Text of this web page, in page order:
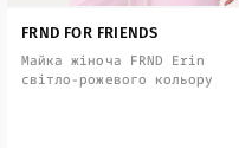
FRND FOR FRIENDS
Майка жіноча FRND Erin
світло-рожевого кольору